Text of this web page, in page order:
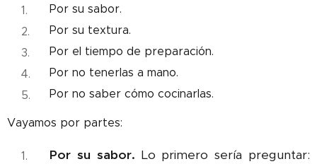
Por su sabor.
Por su textura.
Por el tiempo de preparación.
Por no tenerlas a mano.
Por no saber cómo cocinarlas.
Vayamos por partes:
Por su sabor. Lo primero sería preguntar: